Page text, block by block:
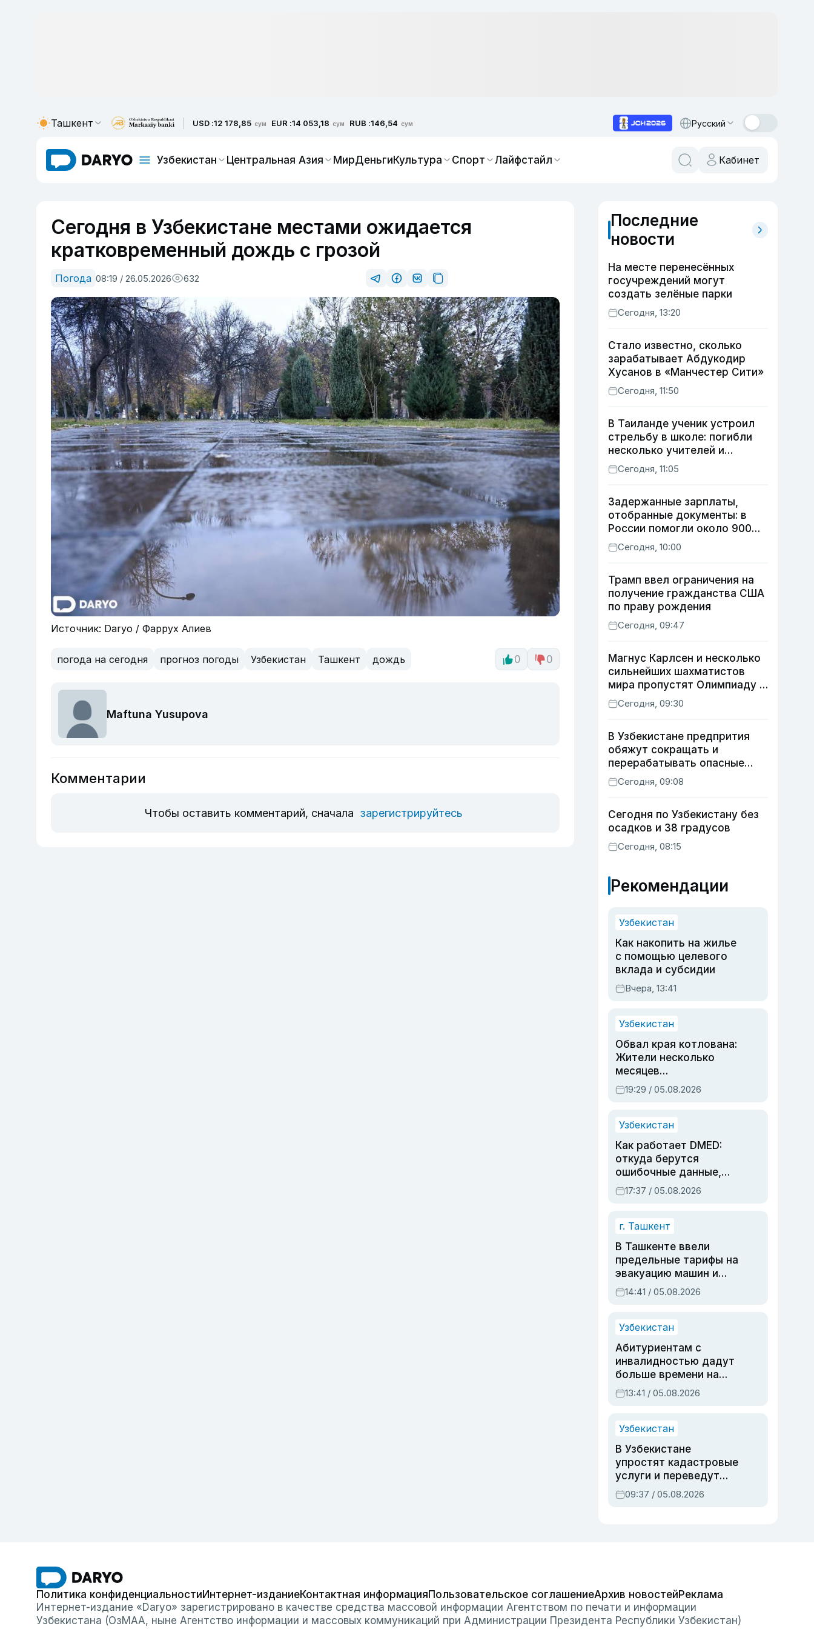
Ташкент USD :12 178,85 сум EUR :14 053,18 сум RUB :146,54 сум Русский
Узбекистан Центральная Азия МирДеньгиКультура Спорт Лайфстайл Кабинет
Сегодня в Узбекистане местами ожидается
кратковременный дождь с грозой
Погода 08:19 / 26.05.2026 632
Источник: Daryo / Фаррух Алиев
погода на сегодня прогноз погоды Узбекистан Ташкент дождь 0 0
Maftuna Yusupova
Комментарии
Чтобы оставить комментарий, сначала зарегистрируйтесь
Последние
новости
На месте перенесённых
госучреждений могут
создать зелёные парки
Сегодня, 13:20
Стало известно, сколько
зарабатывает Абдукодир
Хусанов в «Манчестер Сити»
Сегодня, 11:50
В Таиланде ученик устроил
стрельбу в школе: погибли
несколько учителей и
учащихся
Сегодня, 11:05
Задержанные зарплаты,
отобранные документы: в
России помогли около 900
мигрантам из Узбекистана
Сегодня, 10:00
Трамп ввел ограничения на
получение гражданства США
по праву рождения
Сегодня, 09:47
Магнус Карлсен и несколько
сильнейших шахматистов
мира пропустят Олимпиаду в
Самарканде
Сегодня, 09:30
В Узбекистане предпрития
обяжут сокращать и
перерабатывать опасные
отходы
Сегодня, 09:08
Сегодня по Узбекистану без
осадков и 38 градусов
Сегодня, 08:15
Рекомендации
Узбекистан
Как накопить на жилье
с помощью целевого
вклада и субсидии
Вчера, 13:41
Узбекистан
Обвал края котлована:
Жители несколько
месяцев
предупреждали об
опасности, но стройка
19:29 / 05.08.2026
Узбекистан
Как работает DMED:
откуда берутся
ошибочные данные,
дубли аккаунтов и
очереди по онлайн-
17:37 / 05.08.2026
г. Ташкент
В Ташкенте ввели
предельные тарифы на
эвакуацию машин и
штрафстоянки
14:41 / 05.08.2026
Узбекистан
Абитуриентам с
инвалидностью дадут
больше времени на
вступительных
экзаменах
13:41 / 05.08.2026
Узбекистан
В Узбекистане
упростят кадастровые
услуги и переведут
регистрацию
недвижимости в
09:37 / 05.08.2026
Политика конфиденциальностиИнтернет-изданиеКонтактная информацияПользовательское соглашениеАрхив новостейРеклама
Интернет-издание «Daryo» зарегистрировано в качестве средства массовой информации Агентством по печати и информации
Узбекистана (ОзМАА, ныне Агентство информации и массовых коммуникаций при Администрации Президента Республики Узбекистан)